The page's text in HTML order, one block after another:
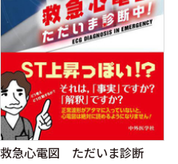
救急心電図 ただいま診断